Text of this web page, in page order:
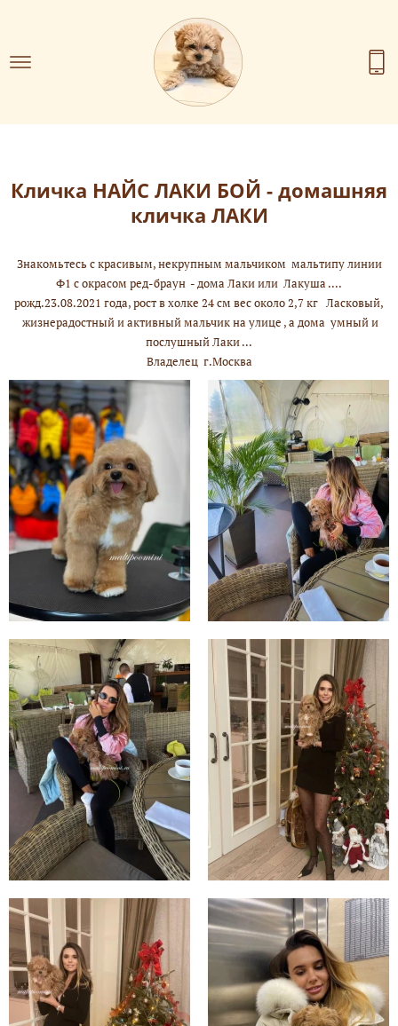
Кличка НАЙС ЛАКИ БОЙ - домашняя
кличка ЛАКИ
Знакомьтесь с красивым, некрупным мальчиком мальтипу линии
Ф1 с окрасом ред-браун - дома Лаки или Лакуша ....
рожд.23.08.2021 года, рост в холке 24 см вес около 2,7 кг Ласковый,
жизнерадостный и активный мальчик на улице , а дома умный и
послушный Лаки ...
Владелец г.Москва